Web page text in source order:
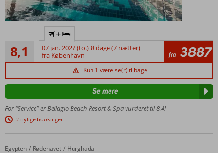
familiehotel
Vandrutsjebaner
Flere a la
restauranter
strand
Mulighed
for
swimup-
8,1Meget godt
156
anmeldelser
+
07 jan. 2027 (to.) 8 dage (7 nætter)
fra København
fra 3887
Kun 1 værelse(r) tilbage
For “Service” er Bellagio Beach Resort & Spa vurderet til 8,4!
2 nylige bookinger
Se mere
Forside
Egypten Rødehavet Hurghada
Pickalbatros Palace Resort